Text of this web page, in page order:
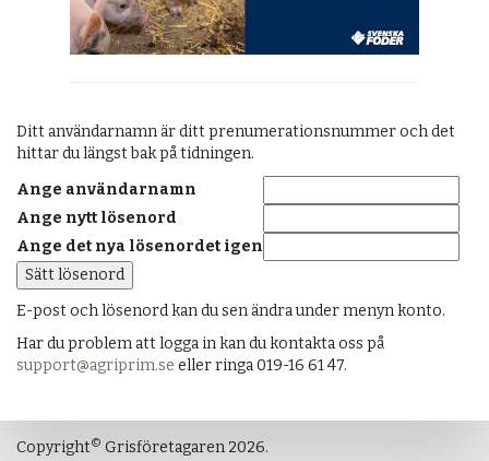
Ditt användarnamn är ditt prenumerationsnummer och det
hittar du längst bak på tidningen.
Ange användarnamn
Ange nytt lösenord
Ange det nya lösenordet igen
E-post och lösenord kan du sen ändra under menyn konto.
Har du problem att logga in kan du kontakta oss på
support@agriprim.se eller ringa 019-16 61 47.
Copyright© Grisföretagaren 2026.